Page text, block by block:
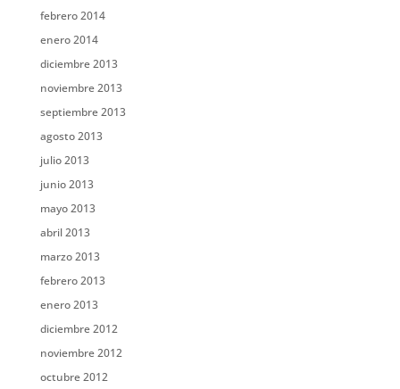
febrero 2014
enero 2014
diciembre 2013
noviembre 2013
septiembre 2013
agosto 2013
julio 2013
junio 2013
mayo 2013
abril 2013
marzo 2013
febrero 2013
enero 2013
diciembre 2012
noviembre 2012
octubre 2012